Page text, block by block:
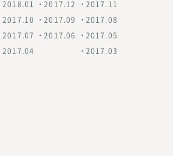
2018.01 2017.12 2017.11
2017.10 2017.09 2017.08
2017.07 2017.06 2017.05
2017.04 2017.03